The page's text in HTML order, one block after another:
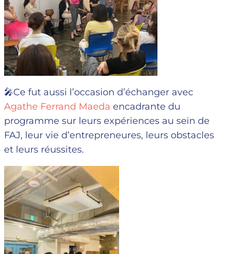
🎤Ce fut aussi l’occasion d’échanger avec
Agathe Ferrand Maeda encadrante du
programme sur leurs expériences au sein de
FAJ, leur vie d’entrepreneures, leurs obstacles
et leurs réussites.